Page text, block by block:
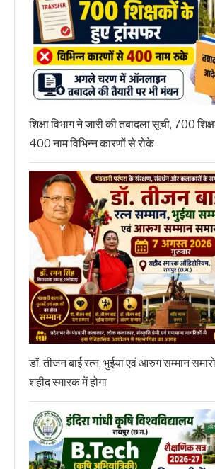
शिक्षा विभाग ने जारी की तबादला सूची, 700
400 नाम विभिन्न कारणों से रोके
डॉ. तीजन बाई रत्न, भुईया एवं आरुग सम्मान
शहीद स्मारक में होगा